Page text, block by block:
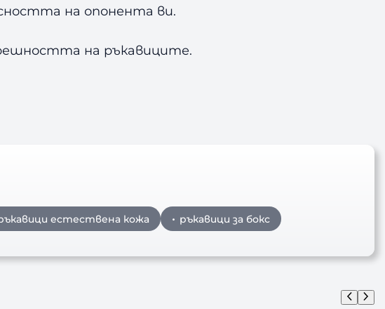
на опонента ви.
на ръкавиците.
естествена кожа ръкавици за бокс